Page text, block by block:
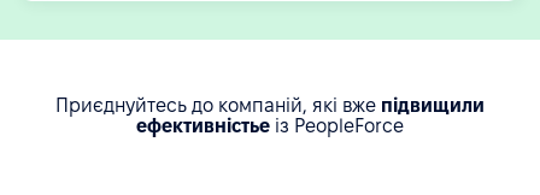
Приєднуйтесь до компаній, які вже підвищили
ефективністьe із PeopleForce